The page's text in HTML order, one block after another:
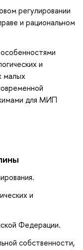
регулировании
и рациональном
и
малых
для МИП
и
Федерации.
собственности,